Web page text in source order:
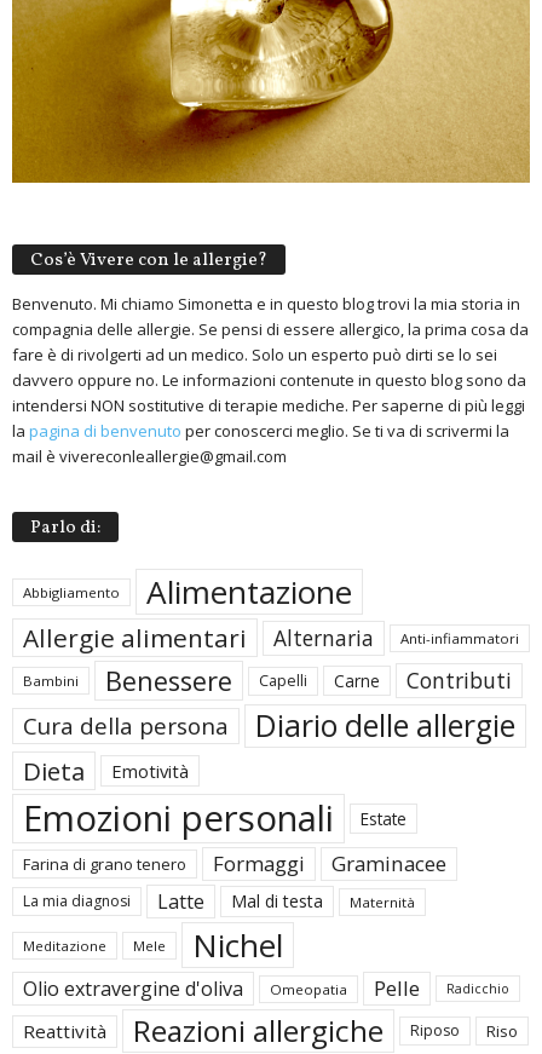
Cos’è Vivere con le allergie?
Benvenuto. Mi chiamo Simonetta e in questo blog trovi la mia storia in
compagnia delle allergie. Se pensi di essere allergico, la prima cosa da
fare è di rivolgerti ad un medico. Solo un esperto può dirti se lo sei
davvero oppure no. Le informazioni contenute in questo blog sono da
intendersi NON sostitutive di terapie mediche. Per saperne di più leggi
la pagina di benvenuto per conoscerci meglio. Se ti va di scrivermi la
mail è vivereconleallergie@gmail.com
Parlo di:
Abbigliamento Alimentazione
Allergie alimentari Alternaria Anti-infiammatori
Bambini Benessere Capelli Carne Contributi
Cura della persona Diario delle allergie
Dieta Emotività
Emozioni personali Estate
Farina di grano tenero Formaggi Graminacee
La mia diagnosi Latte Mal di testa Maternità
Meditazione Mele Nichel
Olio extravergine d'oliva Omeopatia Pelle Radicchio
Reattività Reazioni allergiche Riposo Riso